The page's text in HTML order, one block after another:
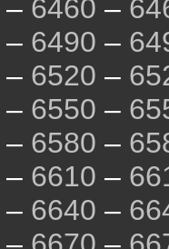
– 6460 –
– 6490 –
– 6520 –
– 6550 –
– 6580 –
– 6610 –
– 6640 –